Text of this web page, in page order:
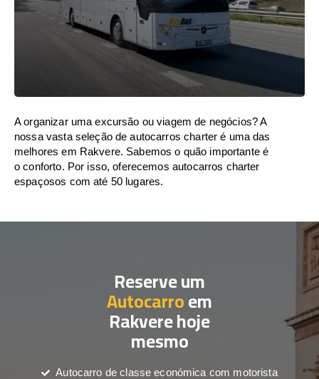
A organizar uma excursão ou viagem de negócios? A
nossa vasta seleção de autocarros charter é uma das
melhores em Rakvere. Sabemos o quão importante é
o conforto. Por isso, oferecemos autocarros charter
espaçosos com até 50 lugares.
Reserve um
Autocarroem
Rakvere hoje
mesmo
Autocarro de classe económica com motorista